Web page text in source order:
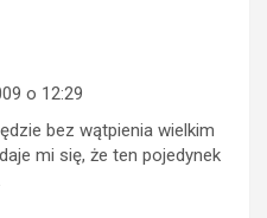
o 12:29
bez wątpienia wielkim
mi się, że ten pojedynek